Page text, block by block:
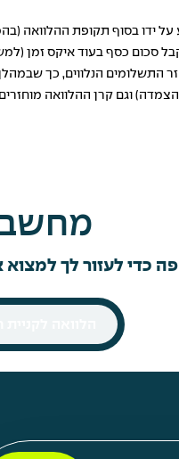
ידו בסוף תקופת ההלוואה
סכום כסף בעוד איקס זמן
התשלומים הנלווים, כך
וגם קרן ההלוואה
פה כדי לעזור לך